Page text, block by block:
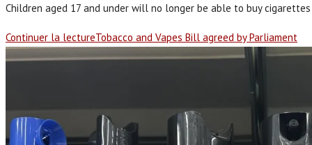
Children aged 17 and under will no longer be able to buy
Continuer la lectureTobacco and Vapes Bill agreed by Parliament